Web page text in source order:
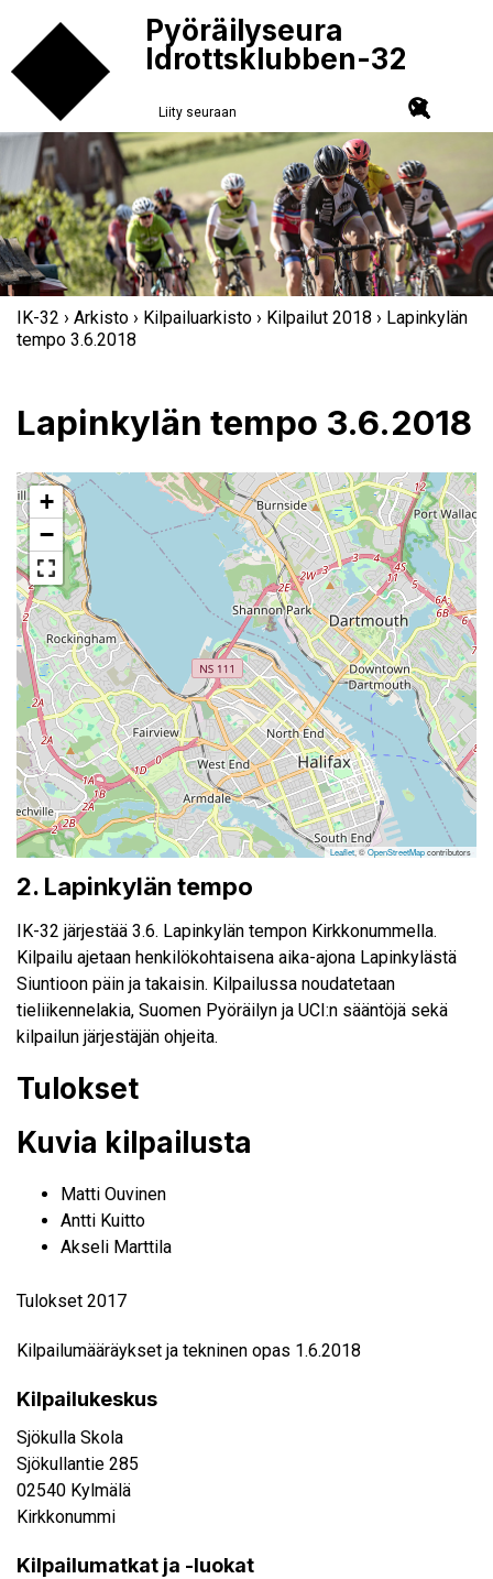
Pyöräilyseura
Idrottsklubben-32
Liity seuraan
IK-32 › Arkisto › Kilpailuarkisto › Kilpailut 2018 › Lapinkylän
tempo 3.6.2018
Lapinkylän tempo 3.6.2018
+
−
Leaflet, ©OpenStreetMapcontributors
2. Lapinkylän tempo
IK-32 järjestää 3.6. Lapinkylän tempon Kirkkonummella.
Kilpailu ajetaan henkilökohtaisena aika-ajona Lapinkylästä
Siuntioon päin ja takaisin. Kilpailussa noudatetaan
tieliikennelakia, Suomen Pyöräilyn ja UCI:n sääntöjä sekä
kilpailun järjestäjän ohjeita.
Tulokset
Kuvia kilpailusta
Matti Ouvinen
Antti Kuitto
Akseli Marttila
Tulokset 2017
Kilpailumääräykset ja tekninen opas 1.6.2018
Kilpailukeskus
Sjökulla Skola
Sjökullantie 285
02540 Kylmälä
Kirkkonummi
Kilpailumatkat ja -luokat